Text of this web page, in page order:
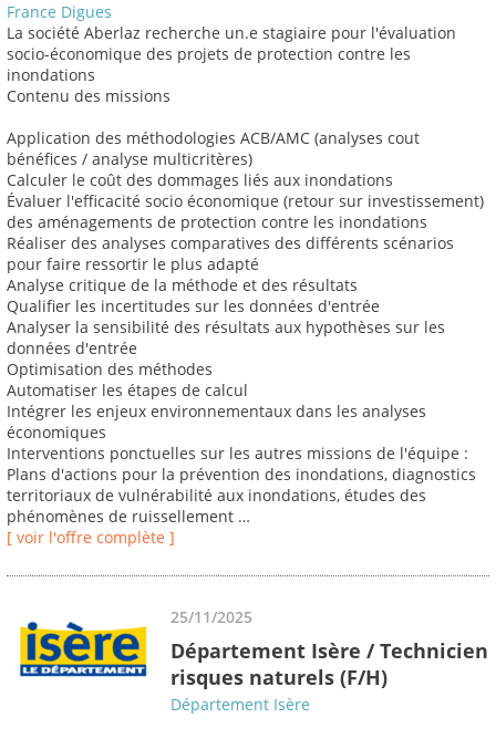
France Digues
La société Aberlaz recherche un.e stagiaire pour l'évaluation
socio-économique des projets de protection contre les
inondations
Contenu des missions
Application des méthodologies ACB/AMC (analyses cout
bénéfices / analyse multicritères)
Calculer le coût des dommages liés aux inondations
Évaluer l'efficacité socio économique (retour sur investissement)
des aménagements de protection contre les inondations
Réaliser des analyses comparatives des différents scénarios
pour faire ressortir le plus adapté
Analyse critique de la méthode et des résultats
Qualifier les incertitudes sur les données d'entrée
Analyser la sensibilité des résultats aux hypothèses sur les
données d'entrée
Optimisation des méthodes
Automatiser les étapes de calcul
Intégrer les enjeux environnementaux dans les analyses
économiques
Interventions ponctuelles sur les autres missions de l'équipe :
Plans d'actions pour la prévention des inondations, diagnostics
territoriaux de vulnérabilité aux inondations, études des
phénomènes de ruissellement …
[ voir l'offre complète ]
25/11/2025
Département Isère / Technicien
risques naturels (F/H)
Département Isère